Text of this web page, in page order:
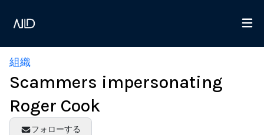
組織
Scammers impersonating
Roger Cook
フォローする